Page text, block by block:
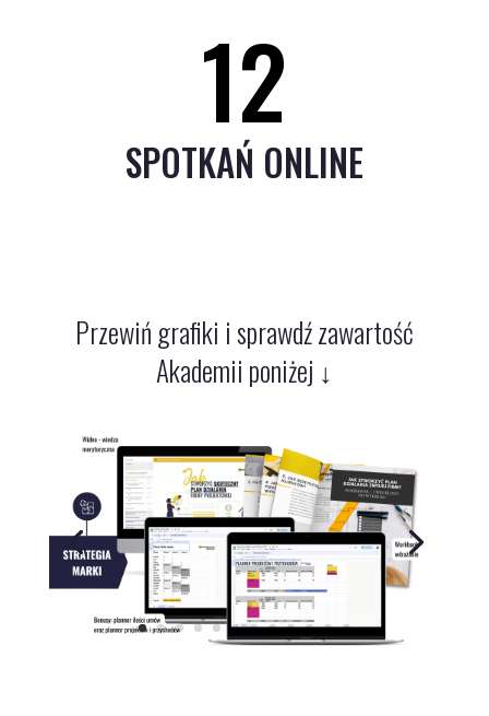
12
SPOTKAŃ ONLINE
Przewiń grafiki i sprawdź zawartość
Akademii poniżej ↓